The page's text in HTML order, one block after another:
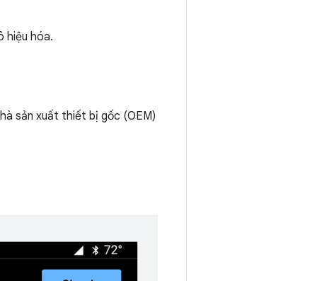
hiệu hóa.
sản xuất thiết bị gốc (OEM)